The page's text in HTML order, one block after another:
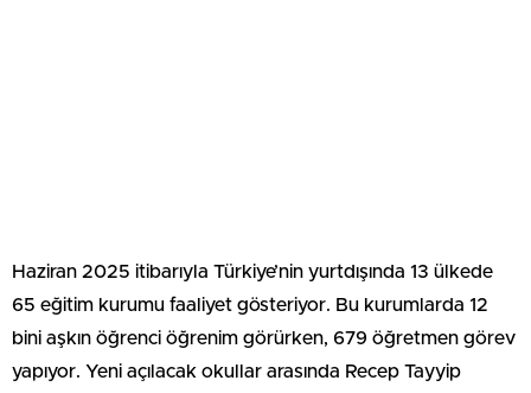
Haziran 2025 itibarıyla Türkiye’nin yurtdışında 13 ülkede
65 eğitim kurumu faaliyet gösteriyor. Bu kurumlarda 12
bini aşkın öğrenci öğrenim görürken, 679 öğretmen görev
yapıyor. Yeni açılacak okullar arasında Recep Tayyip